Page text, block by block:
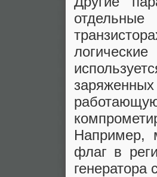
Например,
флаг в
генератора